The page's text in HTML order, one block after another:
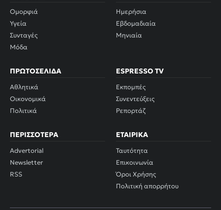
Ομορφιά
Υγεία
Συνταγές
Μόδα
Ημερήσια
Εβδομαδιαία
Μηνιαία
ΠΡΩΤΟΣΈΛΙΔΑ
Αθλητικά
Οικονομικά
Πολιτικά
ESPRESSO TV
Εκπομπές
Συνεντεύξεις
Ρεπορτάζ
ΠΕΡΙΣΣΌΤΕΡΑ
Advertorial
Newsletter
RSS
ΕΤΑΙΡΙΚΆ
Ταυτότητα
Επικοινωνία
Όροι Χρήσης
Πολιτική απορρήτου